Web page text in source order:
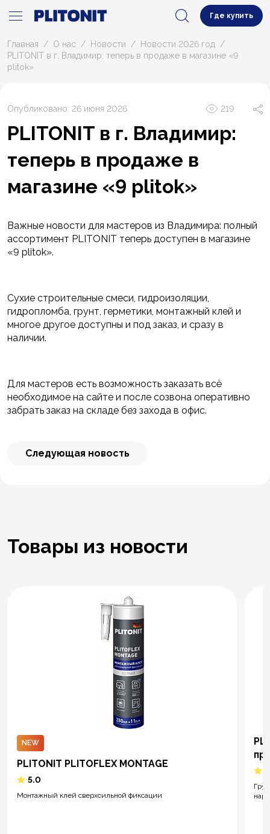
Где купить
Главная О нас Новости
Новости 2026 год
PLITONIT в г. Владимир: теперь в продаже в магазине «9
plitok»
Опубликовано: 26 июня 2026 219
PLITONIT в г. Владимир:
теперь в продаже в
магазине «9 plitok»
Важные новости для мастеров из Владимира: полный
ассортимент PLITONIT теперь доступен в магазине
«9 plitok».
Сухие строительные смеси, гидроизоляции,
гидропломба, грунт, герметики, монтажный клей и
многое другое доступны и под заказ, и сразу в
наличии.
Для мастеров есть возможность заказать всё
необходимое на сайте и после созвона оперативно
забрать заказ на складе без захода в офис.
Следующая новость
Товары из новости
NEW
PLITONIT PLITOFLEX MONTAGE
5.0
Монтажный клей сверхсильной фиксации